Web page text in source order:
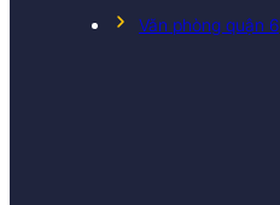
Văn phòng quận 6